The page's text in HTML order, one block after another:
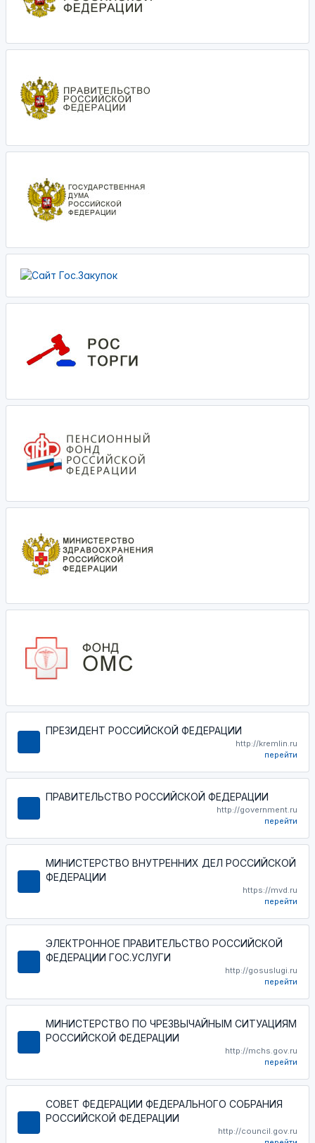
ПРЕЗИДЕНТ РОССИЙСКОЙ ФЕДЕРАЦИИ
http://kremlin.ru
перейти
ПРАВИТЕЛЬСТВО РОССИЙСКОЙ ФЕДЕРАЦИИ
http://government.ru
перейти
МИНИСТЕРСТВО ВНУТРЕННИХ ДЕЛ РОССИЙСКОЙ
ФЕДЕРАЦИИ
https://mvd.ru
перейти
ЭЛЕКТРОННОЕ ПРАВИТЕЛЬСТВО РОССИЙСКОЙ
ФЕДЕРАЦИИ ГОС.УСЛУГИ
http://gosuslugi.ru
перейти
МИНИСТЕРСТВО ПО ЧРЕЗВЫЧАЙНЫМ СИТУАЦИЯМ
РОССИЙСКОЙ ФЕДЕРАЦИИ
http://mchs.gov.ru
перейти
СОВЕТ ФЕДЕРАЦИИ ФЕДЕРАЛЬНОГО СОБРАНИЯ
РОССИЙСКОЙ ФЕДЕРАЦИИ
http://council.gov.ru